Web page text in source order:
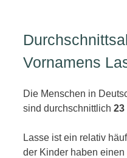
Vornamens
Die Menschen in
sind durchschnittlich 23
Lasse ist ein relativ
der Kinder haben